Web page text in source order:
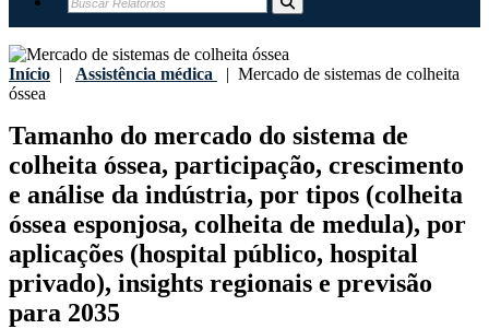
Início | Assistência médica | Mercado de sistemas de colheita
óssea
Tamanho do mercado do sistema de
colheita óssea, participação, crescimento
e análise da indústria, por tipos (colheita
óssea esponjosa, colheita de medula), por
aplicações (hospital público, hospital
privado), insights regionais e previsão
para 2035